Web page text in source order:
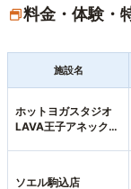
料金・体験・
施設名
ホットヨガスタジオ
LAVA王子アネックス
ソエル駒込店